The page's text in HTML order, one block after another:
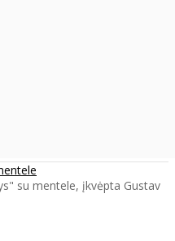
su mentele, įkvėpta Gustav